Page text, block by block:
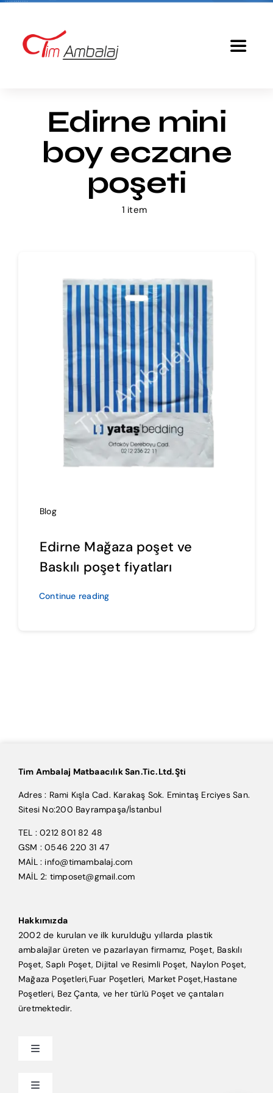
content
Toggle
Baskılı Poşet
Edirne mini
boy eczane
poşeti
1 item
Blog
Edirne Mağaza poşet ve
Baskılı poşet fiyatları
Continue reading
Tim Ambalaj Matbaacılık San.Tic.Ltd.Şti
Adres : Rami Kışla Cad. Karakaş Sok. Emintaş Erciyes San.
Sitesi No:200 Bayrampaşa/İstanbul
TEL : 0212 801 82 48
GSM : 0546 220 31 47
MAİL : info@timambalaj.com
MAİL 2: timposet@gmail.com
Hakkımızda
2002 de kurulan ve ilk kurulduğu yıllarda plastik
ambalajlar üreten ve pazarlayan firmamız, Poşet, Baskılı
Poşet, Saplı Poşet, Dijital ve Resimli Poşet, Naylon Poşet,
Mağaza Poşetleri,Fuar Poşetleri, Market Poşet,Hastane
Poşetleri, Bez Çanta, ve her türlü Poşet ve çantaları
üretmektedir.
Toggle
Anasayfa